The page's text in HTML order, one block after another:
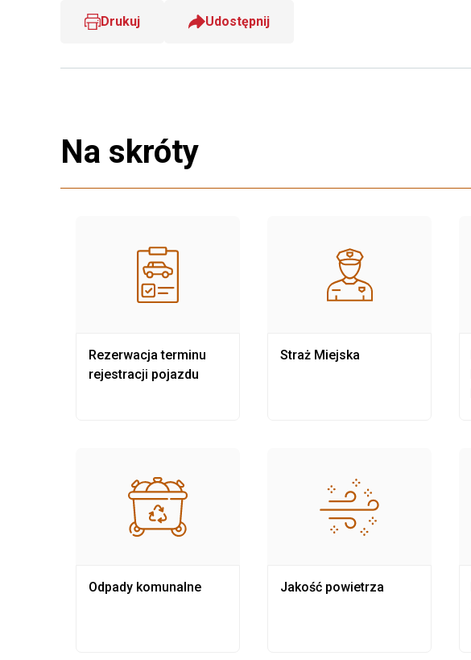
Drukuj Udostępnij
Na skróty
Rezerwacja terminu
rejestracji pojazdu
Odpady komunalne
Straż Miejska
Jakość powietrza